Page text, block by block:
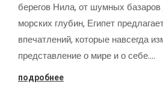
берегов Нила, от шумных
морских глубин, Египет
впечатлений, которые навсегда
представление о мире и о себе.…
подробнее